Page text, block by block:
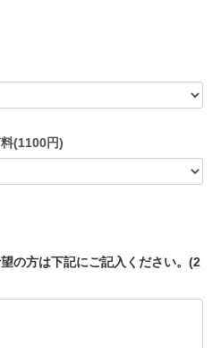
(1100円)
の方は下記にご記入ください。(2